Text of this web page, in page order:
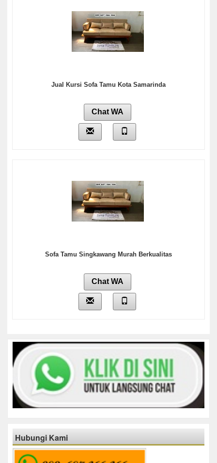
Jual Kursi Sofa Tamu Kota Samarinda
Chat WA
Sofa Tamu Singkawang Murah Berkualitas
Chat WA
Hubungi Kami